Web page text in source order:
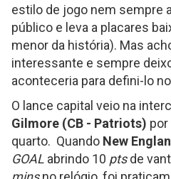
estilo de jogo nem sempre
público e leva a placares
menor da história). Mas
interessante e sempre
aconteceria para defini-lo
O lance capital veio na
Gilmore (CB - Patriots) por
quarto. Quando New
GOAL abrindo 10 ptsde